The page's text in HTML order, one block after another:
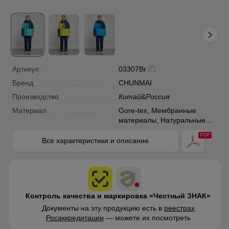
Артикул
03307Br
Бренд
CHUNMAI
Производство
Китай&Россия
Материал
Gore-tex, Мембранные
материалы, Натуральные
Плащевка, Тефлон, Болонь,
Экологичные материалы
Все характеристики и описание
Контроль качества и маркировка «Честный ЗНАК»
Документы на эту продукцию есть в реестрах
Росаккредитации — можете их посмотреть